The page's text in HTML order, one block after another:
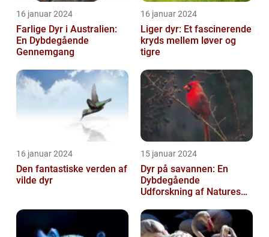
16 januar 2024
Farlige Dyr i Australien:
En Dybdegående
Gennemgang
16 januar 2024
Liger dyr: Et fascinerende
kryds mellem løver og
tigre
16 januar 2024
Den fantastiske verden af
vilde dyr
15 januar 2024
Dyr på savannen: En
Dybdegående
Udforskning af Natures
Skabninger